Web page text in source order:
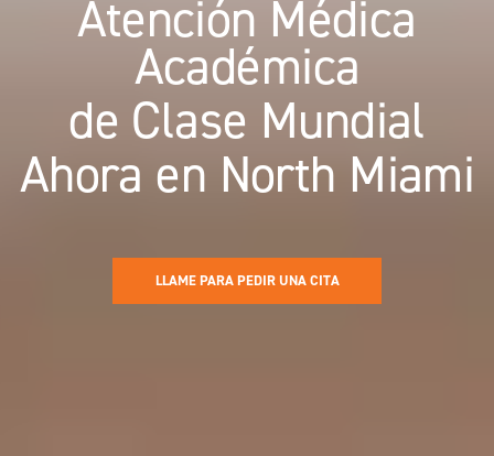
Atención Médica
Académica
de Clase Mundial
Ahora en North Miami
LLAME PARA PEDIR UNA CITA